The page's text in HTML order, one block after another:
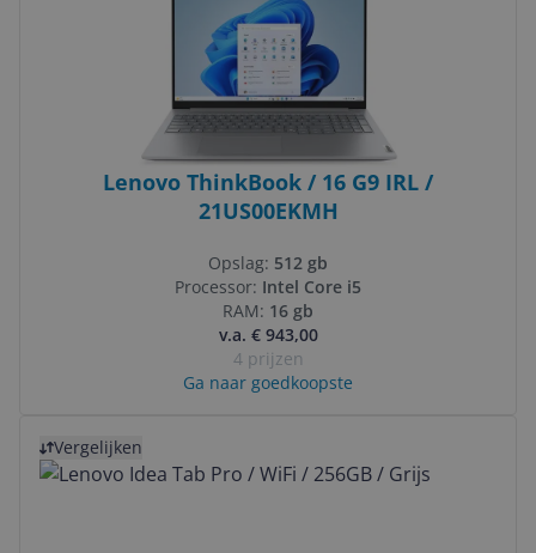
Lenovo ThinkBook / 16 G9 IRL /
21US00EKMH
Opslag: 512 gb
Processor: Intel Core i5
RAM: 16 gb
v.a. € 943,00
4 prijzen
Ga naar goedkoopste
Vergelijken